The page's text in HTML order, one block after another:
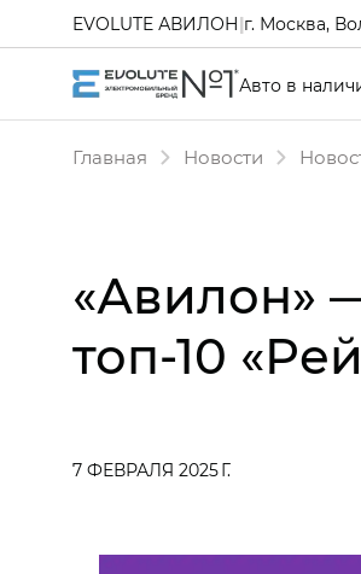
EVOLUTE АВИЛОН|г. Москва,
Авто в
Главная Новости
«Авилон»
топ-10
7 ФЕВРАЛЯ 2025 Г.